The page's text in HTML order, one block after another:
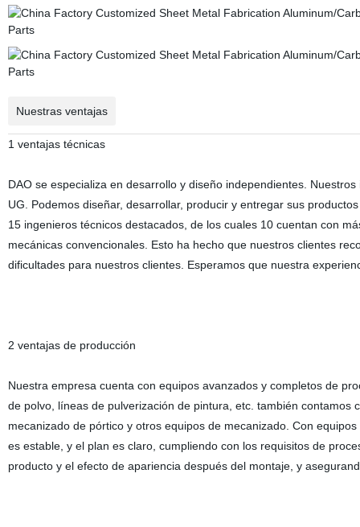
Nuestras ventajas
1 ventajas técnicas
DAO se especializa en desarrollo y diseño independientes.
UG. Podemos diseñar, desarrollar, producir y entregar sus
15 ingenieros técnicos destacados, de los cuales 10 cuentan con
mecánicas convencionales. Esto ha hecho que nuestros clientes
dificultades para nuestros clientes. Esperamos que nuestra
2 ventajas de producción
Nuestra empresa cuenta con equipos avanzados y completos de
de polvo, líneas de pulverización de pintura, etc. también
mecanizado de pórtico y otros equipos de mecanizado. Con
es estable, y el plan es claro, cumpliendo con los requisitos de
producto y el efecto de apariencia después del montaje, y